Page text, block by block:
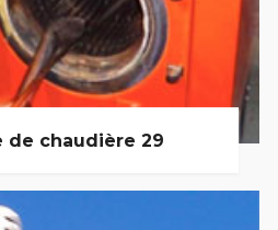
de chaudière 29